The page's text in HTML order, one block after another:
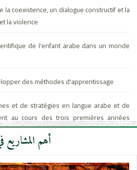
la coexistence, un dialogue constructif et la
la violence
de l'enfant arabe dans un monde
des méthodes d'apprentissage
et de stratégies en langue arabe et de
au cours des trois premières années
public et l'inclusion du programme
arabe et la promotion de la lecture en
أهم المشاريع